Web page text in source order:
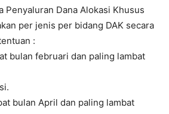
Penyaluran Dana Alokasi Khusus
per jenis per bidang DAK secara
:
bulan februari dan paling lambat
bulan April dan paling lambat